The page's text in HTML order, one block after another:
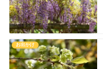
お出かけ